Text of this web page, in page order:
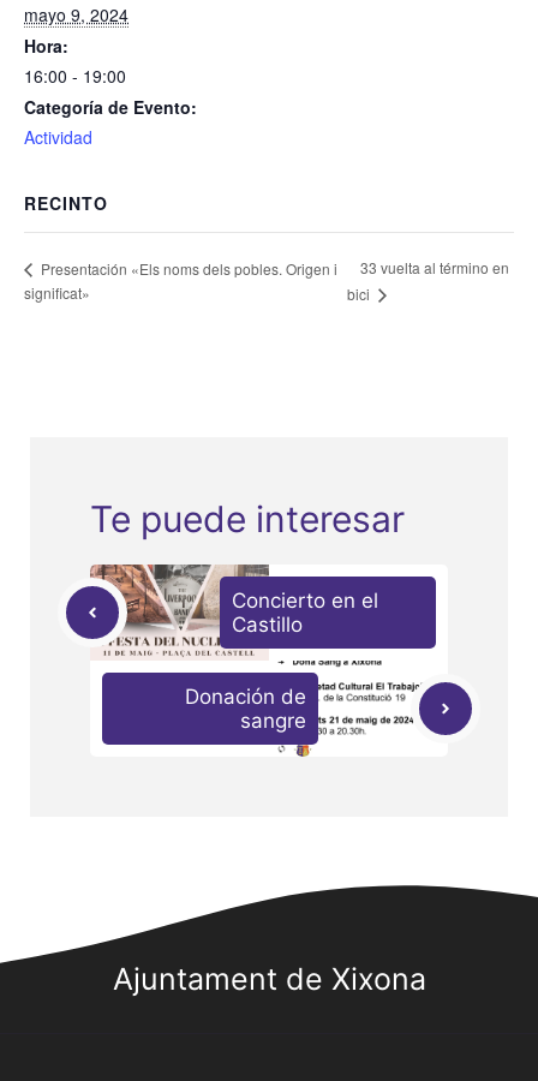
mayo 9, 2024
Hora:
16:00 - 19:00
Categoría de Evento:
Actividad
RECINTO
Presentación «Els noms dels pobles. Origen i
significat»
33 vuelta al término en
bici
Te puede interesar
Concierto en el
Castillo
Donación de
sangre
Ajuntament de Xixona